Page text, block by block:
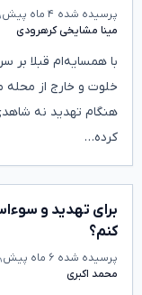
پرسیده شده ۴ ماه پیش
مینا مشایخی کرهرودی
با همسایه‌ام قبلا بر
خلوت و خارج از
هنگام تهدید نه
کرده…
برای تهدید و
کنم؟
پرسیده شده ۶ ماه پیش
محمد اکبری